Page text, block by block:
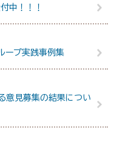
中！！！
ープ実践事例集
意見募集の結果につい